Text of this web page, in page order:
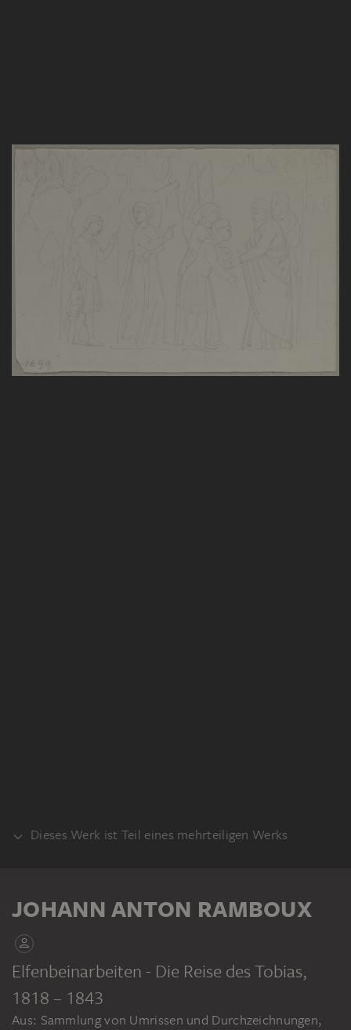
Dieses Werk ist Teil eines mehrteiligen Werks
JOHANN ANTON RAMBOUX
Sammlung von Umrissen und Durchzeichnungen, Band 2
JOHANN ANTON RAMBOUX
Elfenbeinarbeiten - Die Reise des Tobias,
1818 – 1843
Aus: Sammlung von Umrissen und Durchzeichnungen,